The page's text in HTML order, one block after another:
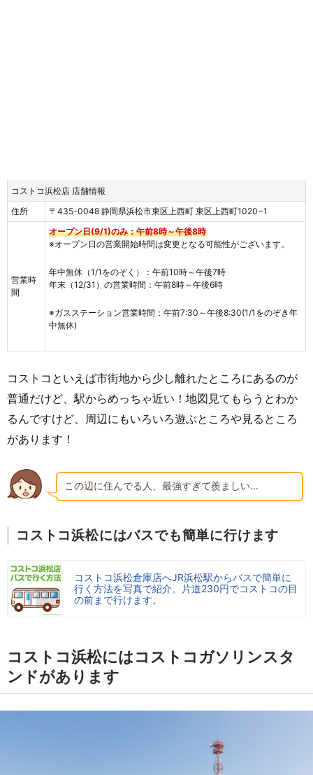
コストコ浜松店 店舗情報
住所
〒435-0048 静岡県浜松市東区上西町 東区上西町1020−1
営業時
間
オープン日(9/1)のみ：午前8時～午後8時
※オープン日の営業開始時間は変更となる可能性がございます。
年中無休（1/1をのぞく）：午前10時～午後7時
年末（12/31）の営業時間：午前8時～午後6時
※ガスステーション営業時間：午前7:30～午後8:30(1/1をのぞき年
中無休)
コストコといえば市街地から少し離れたところにあるのが
普通だけど、駅からめっちゃ近い！地図見てもらうとわか
るんですけど、周辺にもいろいろ遊ぶところや見るところ
があります！
この辺に住んでる人、最強すぎて羨ましい…
コストコ浜松にはバスでも簡単に行けます
コストコ浜松倉庫店へJR浜松駅からバスで簡単に
行く方法を写真で紹介。片道230円でコストコの目
の前まで行けます。
コストコ浜松にはコストコガソリンスタ
ンドがあります